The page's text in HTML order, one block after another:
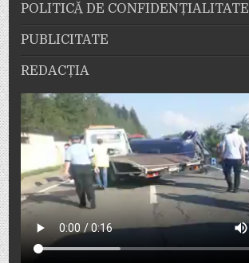
POLITICĂ DE CONFIDENȚIALITATE
PUBLICITATE
REDACȚIA